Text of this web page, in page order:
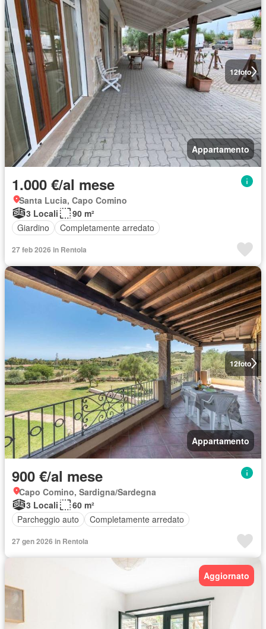
12foto
Appartamento
1.000 €/al mese
Santa Lucia, Capo Comino
3 Locali
90 m²
Giardino
Completamente arredato
27 feb 2026 in Rentola
12foto
Appartamento
900 €/al mese
Capo Comino, Sardigna/Sardegna
3 Locali
60 m²
Parcheggio auto
Completamente arredato
27 gen 2026 in Rentola
Aggiornato